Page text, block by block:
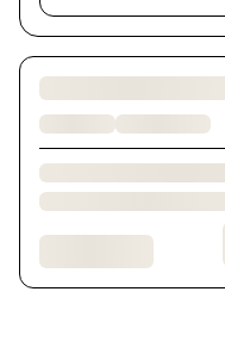
Chargement des